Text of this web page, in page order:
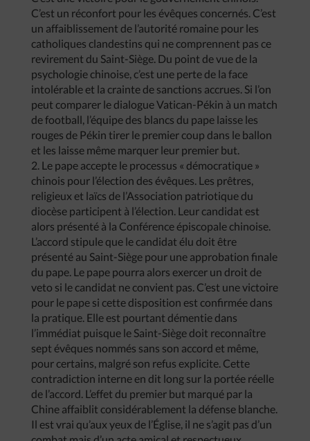
C’est un réconfort pour les évêques concernés. C’est
un affaiblissement de l’autorité romaine pour les
catholiques clandestins qui ne comprennent pas ce
revirement du Saint-Siège. Du point de vue de la
psychologie chinoise, c’est une perte de la face
intolérable et la crainte de sanctions accrues. Si l’on
peut comparer le dialogue Vatican-Pékin à un match
de football, l’équipe des blancs du pape laisse les
rouges de Pékin tirer le premier coup dans le ballon
et les laisse même marquer leur premier but.
2. Le pape accepte le processus « démocratique »
chinois pour l’élection des évêques. Les prêtres,
religieux et laïcs de l’Association patriotique du
diocèse participent à l’élection. Leur candidat est
alors présenté à la Conférence épiscopale chinoise.
L’accord stipule que le candidat élu doit être
présenté au Saint-Siège pour une approbation finale
du pape. Le pape pourra alors exercer un droit de
veto si le candidat ne convient pas. C’est une victoire
pour le pape si cette disposition est confirmée dans
la pratique. Elle est pourtant démentie dans
l’immédiat puisque le Saint-Siège doit reconnaître
sept évêques nommés sans son accord et même,
pour certains, malgré son refus explicite. Cette
contradiction interne en dit long sur la portée réelle
de l’accord. L’effet du premier but marqué par la
Chine affaiblit considérablement la défense blanche.
Il est vrai qu’aux yeux de l’Église, il ne s’agit pas d’un